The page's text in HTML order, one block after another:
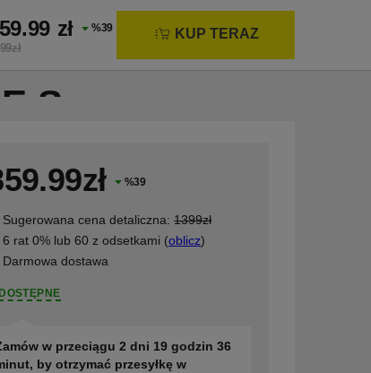
Konto Koszyk
S
Bezpieczeństwo produktu
zł %39
zł
KUP TERAZ
zł %39
Sugerowana cena detaliczna:1399zł
6 rat 0% lub 60 z odsetkami (oblicz)
Darmowa dostawa
DOSTĘPNE
w przeciągu 2 dni 19 godzin 36
by otrzymać przesyłkę w